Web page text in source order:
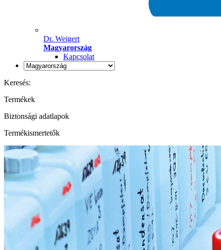
Dr. Weigert
Magyarország
Kapcsolat
Keresés:
Termékek
Biztonsági adatlapok
Termékismertetők